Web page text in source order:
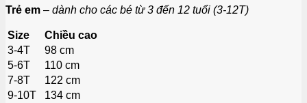
Trẻ em – dành cho các bé từ 3 đến 12 tuổi (3-12T)
Size
Chiều cao
3-4T
98 cm
5-6T
110 cm
7-8T
122 cm
9-10T
134 cm